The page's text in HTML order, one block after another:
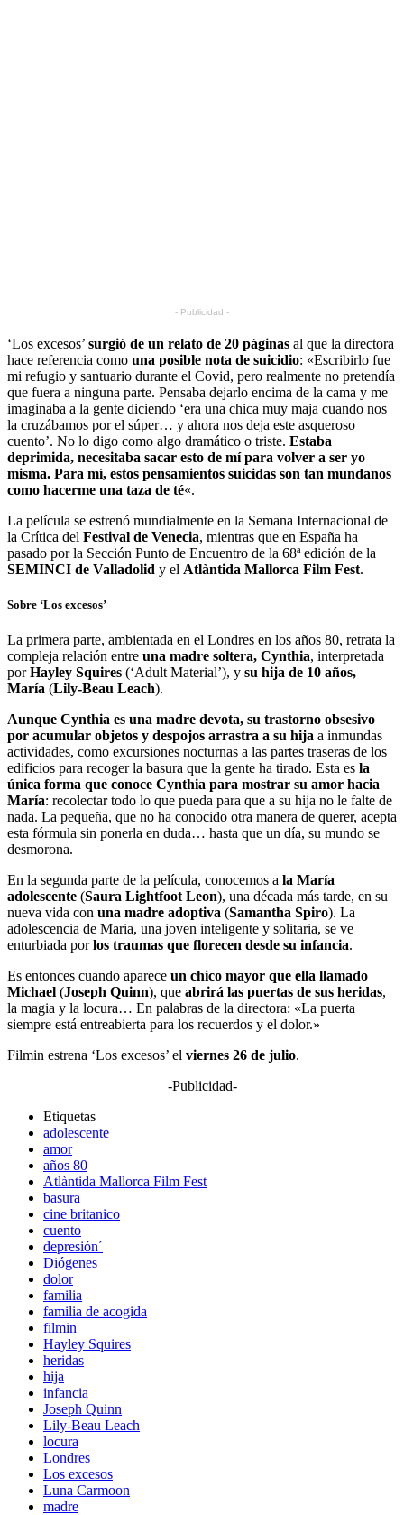
- Publicidad -
‘Los excesos’ surgió de un relato de 20 páginas al que la directora
hace referencia como una posible nota de suicidio: «Escribirlo fue
mi refugio y santuario durante el Covid, pero realmente no pretendía
que fuera a ninguna parte. Pensaba dejarlo encima de la cama y me
imaginaba a la gente diciendo ‘era una chica muy maja cuando nos
la cruzábamos por el súper… y ahora nos deja este asqueroso
cuento’. No lo digo como algo dramático o triste. Estaba
deprimida, necesitaba sacar esto de mí para volver a ser yo
misma. Para mí, estos pensamientos suicidas son tan mundanos
como hacerme una taza de té«.
La película se estrenó mundialmente en la Semana Internacional de
la Crítica del Festival de Venecia, mientras que en España ha
pasado por la Sección Punto de Encuentro de la 68ª edición de la
SEMINCI de Valladolid y el Atlàntida Mallorca Film Fest.
Sobre ‘Los excesos’
La primera parte, ambientada en el Londres en los años 80, retrata la
compleja relación entre una madre soltera, Cynthia, interpretada
porHayley Squires (‘Adult Material’), y su hija de 10 años,
María (Lily-Beau Leach).
Aunque Cynthia es una madre devota, su trastorno obsesivo
por acumular objetos y despojos arrastra a su hija a inmundas
actividades, como excursiones nocturnas a las partes traseras de los
edificios para recoger la basura que la gente ha tirado. Esta es la
única forma que conoce Cynthia para mostrar su amor hacia
María: recolectar todo lo que pueda para que a su hija no le falte de
nada. La pequeña, que no ha conocido otra manera de querer, acepta
esta fórmula sin ponerla en duda… hasta que un día, su mundo se
desmorona.
En la segunda parte de la película, conocemos a la María
adolescente (Saura Lightfoot Leon), una década más tarde, en su
nueva vida con una madre adoptiva (Samantha Spiro). La
adolescencia de Maria, una joven inteligente y solitaria, se ve
enturbiada porlos traumas que florecen desde su infancia.
Es entonces cuando aparece un chico mayor que ella llamado
Michael (Joseph Quinn), que abrirá las puertas de sus heridas,
la magia y la locura… En palabras de la directora: «La puerta
siempre está entreabierta para los recuerdos y el dolor.»
Filmin estrena ‘Los excesos’ el viernes 26 de julio.
-Publicidad-
Etiquetas
adolescente
amor
años 80
Atlàntida Mallorca Film Fest
basura
cine britanico
cuento
depresión´
Diógenes
dolor
familia
familia de acogida
filmin
Hayley Squires
heridas
hija
infancia
Joseph Quinn
Lily-Beau Leach
locura
Londres
Los excesos
Luna Carmoon
madre